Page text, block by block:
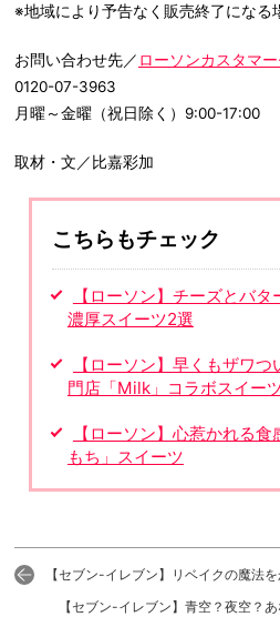
※地域により予告なく販売終了になる
お問い合わせ先／ ローソンカスタマ
0120-07-3963
月曜～金曜（祝日除く）9:00-17:00
取材・文／比嘉彩加
こちらもチェック
【ローソン】チーズとバ
濃厚スイーツ2選
【ローソン】早くもザワ
門店「Milk」コラボスイー
【ローソン】心惹かれる
もち」スイーツ
【セブン-イレブン】リベイクの魔法
【セブン-イレブン】青空？夜空？